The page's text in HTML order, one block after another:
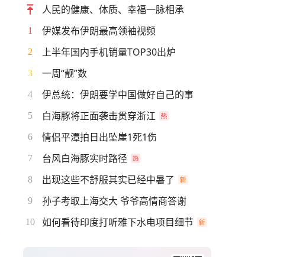
人民的健康、体质、幸福一脉相承
1 伊媒发布伊朗最高领袖视频
2 上半年国内手机销量TOP30出炉
3 一周“靓”数
4 伊总统：伊朗要学中国做好自己的事
5 白海豚将正面袭击贯穿浙江
6 情侣平潭拍日出坠崖1死1伤
7 台风白海豚实时路径
8 出现这些不舒服其实已经中暑了
9 孙子考取上海交大 爷爷高情商答谢
10 如何看待印度打听雅下水电项目细节